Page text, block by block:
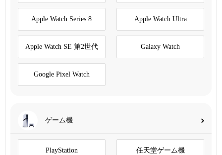
Apple Watch Series 8 Apple Watch Ultra
Apple Watch SE 第2世代 Galaxy Watch
Google Pixel Watch
ゲーム機
PlayStation 任天堂ゲーム機